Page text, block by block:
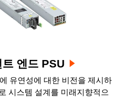
엔드 PSU
유연성에 대한 비전을 제시하
시스템 설계를 미래지향적으